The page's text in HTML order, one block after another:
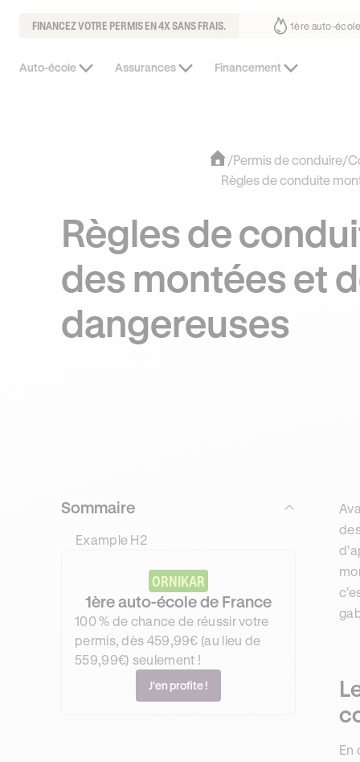
FINANCEZ VOTRE PERMIS EN 4X SANS FRAIS.
déjà confiance 30% moins chère que l’auto-école de votre quartier
Auto-école Assurances Financement
/Permis de conduire/
Règles de conduite
Règles de
des montées et
dangereuses
Sommaire
Example H2
ORNIKAR
1ère auto-école de France
100 % de chance de réussir votre
permis, dès 459,99€ (au lieu de
559,99€) seulement !
J'en profite !
En